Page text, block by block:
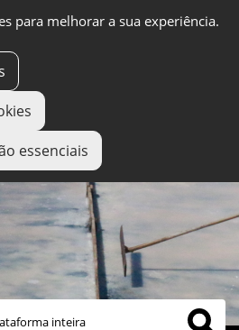
para melhorar a sua experiência.
essenciais